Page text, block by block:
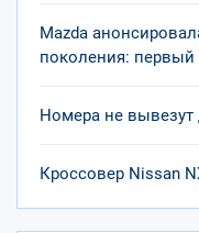
Mazda
поколения: первый
Номера не
Кроссовер Nissan